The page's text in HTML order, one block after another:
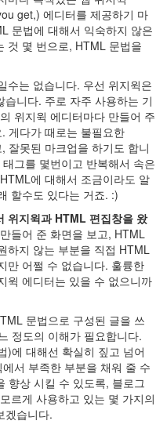
get,) 에디터를 제공하기 마
문법에 대해서 익숙하지 않은
것 몇 번으로, HTML 문법을
수는 없습니다. 우선 위지윅은
니다. 주로 자주 사용하는 기
위지윅 에디터마다 만들어 주
게다가 때로는 불필요한
잘못된 마크업을 하기도 합니
그를 몇번이고 반복해서 속은
에 대해서 조금이라도 알
할수도 있다는 거죠. :)
위지윅과 HTML 편집창을 왔
들어 준 화면을 보고, HTML
하지 않는 부분을 직접 HTML
만 어쩔 수 없습니다. 훌륭한
윅 에디터는 있을 수 없으니까
문법으로 구성된 글을 쓰
정도의 이해가 필요합니다.
)에 대해선 확실히 짚고 넘어
서 부족한 부분을 채워 줄 수
향상 시킬 수 있도록, 블로그
르게 사용하고 있는 몇 가지의
겠습니다.